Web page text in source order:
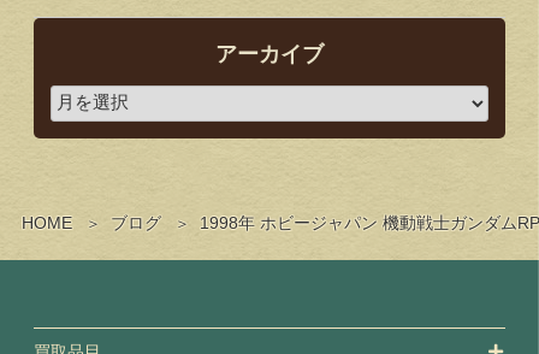
HOME ブログ 1998年 ホビージャパン 機動戦士ガンダム
アーカイブ